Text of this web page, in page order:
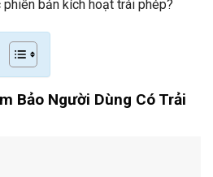
bản kích hoạt trái phép?
Bảo Người Dùng Có Trải